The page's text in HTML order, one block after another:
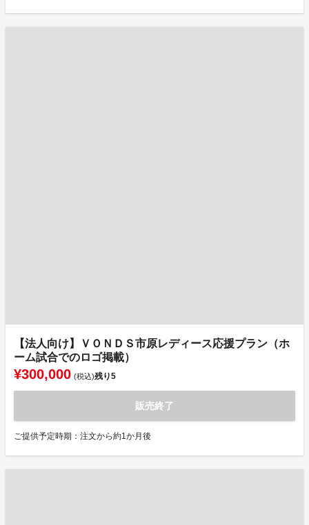
【法人向け】ＶＯＮＤＳ市原レディース応援プラン（ホ
ーム試合でのロゴ掲載）
¥300,000 (税込)残り5
販売終了
ご提供予定時期：注文から約1か月後